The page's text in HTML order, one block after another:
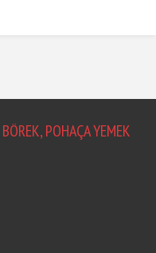
POHAÇA YEMEK